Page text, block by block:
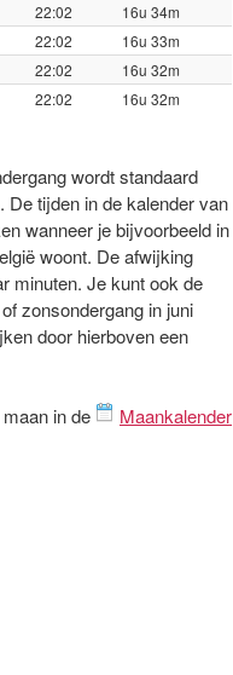
22:02
16u 34m
22:02
16u 33m
22:02
16u 32m
22:02 16u 32m
wordt standaard
De tijden in de kalender van
wanneer je bijvoorbeeld in
woont. De afwijking
minuten. Je kunt ook de
zonsondergang in juni
door hierboven een
in de
Maankalender